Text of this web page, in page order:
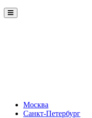
Menu
Москва
Санкт-Петербург